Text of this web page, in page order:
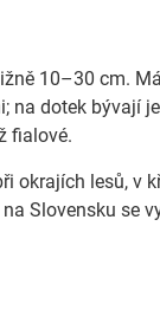
10–30 cm.
na dotek bývají
fialové.
okrajích lesů, v
Slovensku se